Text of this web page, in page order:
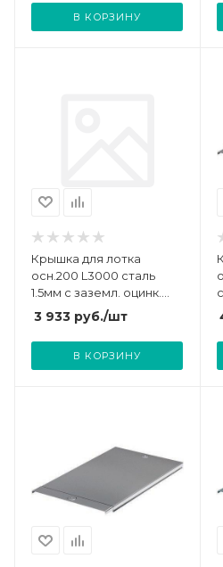
В КОРЗИНУ
Крышка для лотка
осн.200 L3000 сталь
1.5мм с заземл. оцинк.
DKC 3552415
3 933 руб./шт
В КОРЗИНУ